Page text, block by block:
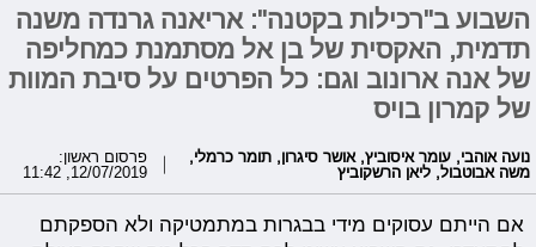
השבוע ב"רכילות בקטנה": אריאנה גרנדה משנה
תדמית, האקסית של בן אל מסתמנת כמחליפה
של אנה ארונוב וגם: כל הפרטים על סיבת המוות
של קמרון בויס
נועה אוהבי, עומר איסוביץ, אושר סיגרון, תומר כרמלי,
משה אבוטבול, ליאן הרשקוביץ
פרסום ראשון:
12/07/2019, 11:42
אם הייתם עסוקים מידי בבגרות במתמטיקה ולא הספקתם